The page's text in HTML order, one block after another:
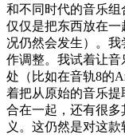
和不同时代的音乐
仅仅是把东西放在
况仍然会发生）。
作调整。我试着让
处（比如在音轨8的
着把从原始的音乐
合在一起，还有很
义。这仍然是对这